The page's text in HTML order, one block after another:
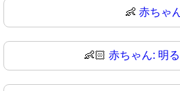
👶 赤ちゃ
👶🏻 赤ちゃん: 明